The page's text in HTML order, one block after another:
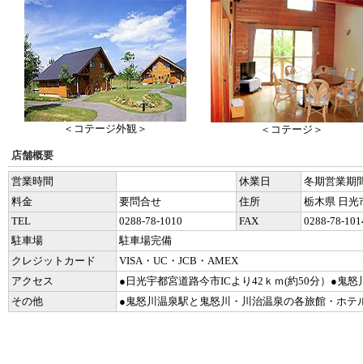
＜コテージ外観＞ ＜コテージ＞
店舗概要
営業時間 休業日
冬期営業期
料金
要問合せ 住所
栃木県 日光
TEL
0288-78-1010 FAX
0288-78-
駐車場
駐車場完備
クレジットカード
VISA・UC・JCB・AMEX
アクセス
●日光宇都宮道路今市ICより42ｋｍ(約50分）●鬼
その他
●鬼怒川温泉駅と鬼怒川・川治温泉の各旅館・ホ